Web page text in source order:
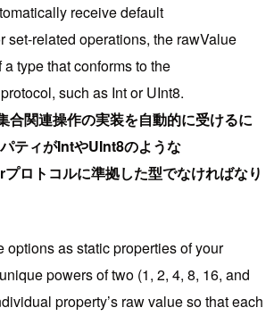
receive default
set-related operations, the rawValue
type that conforms to the
such as Int or UInt8.
合関連操作の実装を自動的に受けるに
ティがIntやUInt8のような
ロトコルに準拠した型でなければなり
options as static properties of your
powers of two (1, 2, 4, 8, 16, and
property’s raw value so that each